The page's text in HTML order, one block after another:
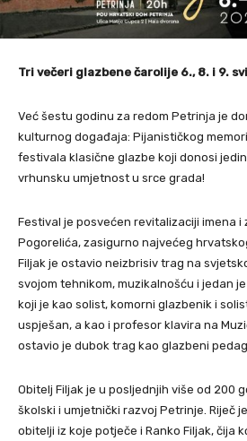
Tri večeri glazbene čarolije 6., 8. i 9.
Već šestu godinu za redom Petrinja je
kulturnog događaja: Pijanističkog
festivala klasične glazbe koji donosi
vrhunsku umjetnost u srce grada!
Festival je posvećen revitalizaciji imena i
Pogorelića, zasigurno najvećeg
Filjak je ostavio neizbrisiv trag na
svojom tehnikom, muzikalnošću i jedan
koji je kao solist, komorni glazbenik i
uspješan, a kao i profesor klavira na
ostavio je dubok trag kao glazbeni
Obitelj Filjak je u posljednjih više od 200
školski i umjetnički razvoj Petrinje. Riječ
obitelji iz koje potječe i Ranko Filjak, čija